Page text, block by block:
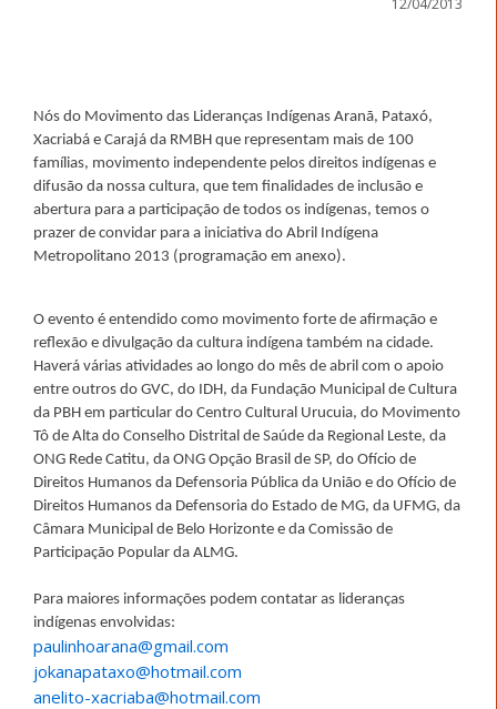
Nós do Movimento das Lideranças Indígenas Aranã, Pataxó,
Xacriabá e Carajá da RMBH que representam mais de 100
famílias, movimento independente pelos direitos indígenas e
difusão da nossa cultura, que tem finalidades de inclusão e
abertura para a participação de todos os indígenas, temos o
prazer de convidar para a iniciativa do Abril Indígena
Metropolitano 2013 (programação em anexo).
O evento é entendido como movimento forte de afirmação e
reflexão e divulgação da cultura indígena também na cidade.
Haverá várias atividades ao longo do mês de abril com o apoio
entre outros do GVC, do IDH, da Fundação Municipal de Cultura
da PBH em particular do Centro Cultural Urucuia, do Movimento
Tô de Alta do Conselho Distrital de Saúde da Regional Leste, da
ONG Rede Catitu, da ONG Opção Brasil de SP, do Ofício de
Direitos Humanos da Defensoria Pública da União e do Ofício de
Direitos Humanos da Defensoria do Estado de MG, da UFMG, da
Câmara Municipal de Belo Horizonte e da Comissão de
Participação Popular da ALMG.
Para maiores informações podem contatar as lideranças
indígenas envolvidas:
paulinhoarana@gmail.com
jokanapataxo@hotmail.com
anelito-xacriaba@hotmail.com